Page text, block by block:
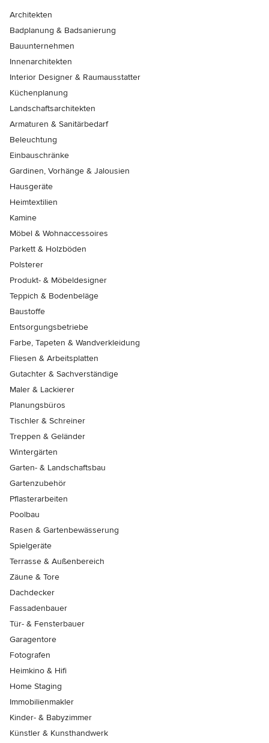
Architekten
Badplanung & Badsanierung
Bauunternehmen
Innenarchitekten
Interior Designer & Raumausstatter
Küchenplanung
Landschaftsarchitekten
Armaturen & Sanitärbedarf
Beleuchtung
Einbauschränke
Gardinen, Vorhänge & Jalousien
Hausgeräte
Heimtextilien
Kamine
Möbel & Wohnaccessoires
Parkett & Holzböden
Polsterer
Produkt- & Möbeldesigner
Teppich & Bodenbeläge
Baustoffe
Entsorgungsbetriebe
Farbe, Tapeten & Wandverkleidung
Fliesen & Arbeitsplatten
Gutachter & Sachverständige
Maler & Lackierer
Planungsbüros
Tischler & Schreiner
Treppen & Geländer
Wintergärten
Garten- & Landschaftsbau
Gartenzubehör
Pflasterarbeiten
Poolbau
Rasen & Gartenbewässerung
Spielgeräte
Terrasse & Außenbereich
Zäune & Tore
Dachdecker
Fassadenbauer
Tür- & Fensterbauer
Garagentore
Fotografen
Heimkino & Hifi
Home Staging
Immobilienmakler
Kinder- & Babyzimmer
Künstler & Kunsthandwerk